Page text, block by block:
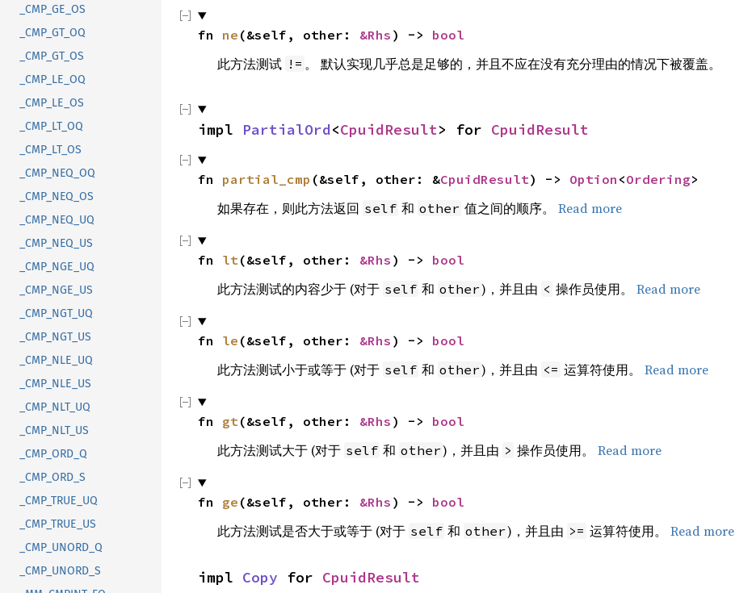
_CMP_GE_OS
_CMP_GT_OQ
_CMP_GT_OS
_CMP_LE_OQ
_CMP_LE_OS
_CMP_LT_OQ
_CMP_LT_OS
_CMP_NEQ_OQ
_CMP_NEQ_OS
_CMP_NEQ_UQ
_CMP_NEQ_US
_CMP_NGE_UQ
_CMP_NGE_US
_CMP_NGT_UQ
_CMP_NGT_US
_CMP_NLE_UQ
_CMP_NLE_US
_CMP_NLT_UQ
_CMP_NLT_US
_CMP_ORD_Q
_CMP_ORD_S
_CMP_TRUE_UQ
_CMP_TRUE_US
_CMP_UNORD_Q
_CMP_UNORD_S
fn ne (&self, other: &Rhs ) -> bool
此方法测试 != 。 默认实现几乎总是足够的，并且不应在没有充分理由的情况下被覆盖。
impl PartialOrd<CpuidResult> for CpuidResult
fn partial_cmp (&self, other: &CpuidResult) -> Option <Ordering>
如果存在，则此方法返回 self 和 other 值之间的顺序。 Read more
fn lt(&self, other: &Rhs ) -> bool
此方法测试的内容少于 (对于 self 和 other)，并且由 < 操作员使用。 Read more
fn le (&self, other: &Rhs ) -> bool
此方法测试小于或等于 (对于 self 和 other)，并且由 <= 运算符使用。 Read more
fn gt(&self, other: &Rhs ) -> bool
此方法测试大于 (对于 self 和 other)，并且由 > 操作员使用。 Read more
fn ge (&self, other: &Rhs ) -> bool
此方法测试是否大于或等于 (对于 self 和 other)，并且由 >= 运算符使用。 Read more
impl Copy for CpuidResult